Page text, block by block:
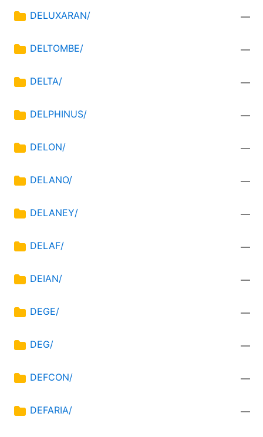
DELUXARAN/ —
DELTOMBE/ —
DELTA/ —
DELPHINUS/ —
DELON/ —
DELANO/ —
DELANEY/ —
DELAF/ —
DEIAN/ —
DEGE/ —
DEG/ —
DEFCON/ —
DEFARIA/ —